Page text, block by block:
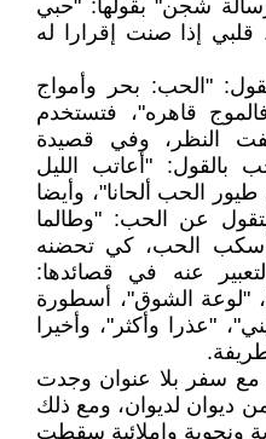
شجن" بقولها: "حبي
إذا صنت إقرارا له
"الحب: بحر وأمواج
قاهره"، فتستخدم
النظر، وفي قصيدة
بالقول: "أعاتب الليل
الحب ألحانا"، وأيضا
عن الحب: "وطالما
الحب، كي تحضنه
عنه في قصائدها:
"لوعة الشوق"، أسطورة
"عذرا وأكثر"، وأخيرا
مع سفر بلا عنوان وجدت
ديوان لديوان، ومع ذلك
ونحوية وإملائية سقطت